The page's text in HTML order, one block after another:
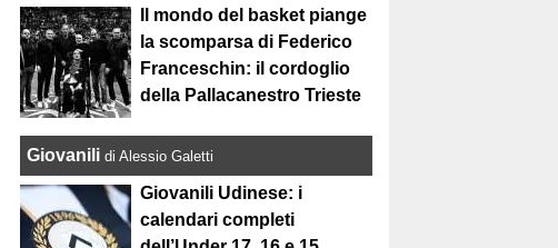
Il mondo del basket piange
la scomparsa di Federico
Franceschin: il cordoglio
della Pallacanestro Trieste
Giovanili di Alessio Galetti
Giovanili Udinese: i
calendari completi